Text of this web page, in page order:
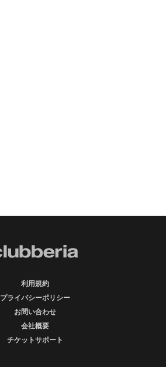
利用規約
プライバシーポリシー
お問い合わせ
会社概要
チケットサポート